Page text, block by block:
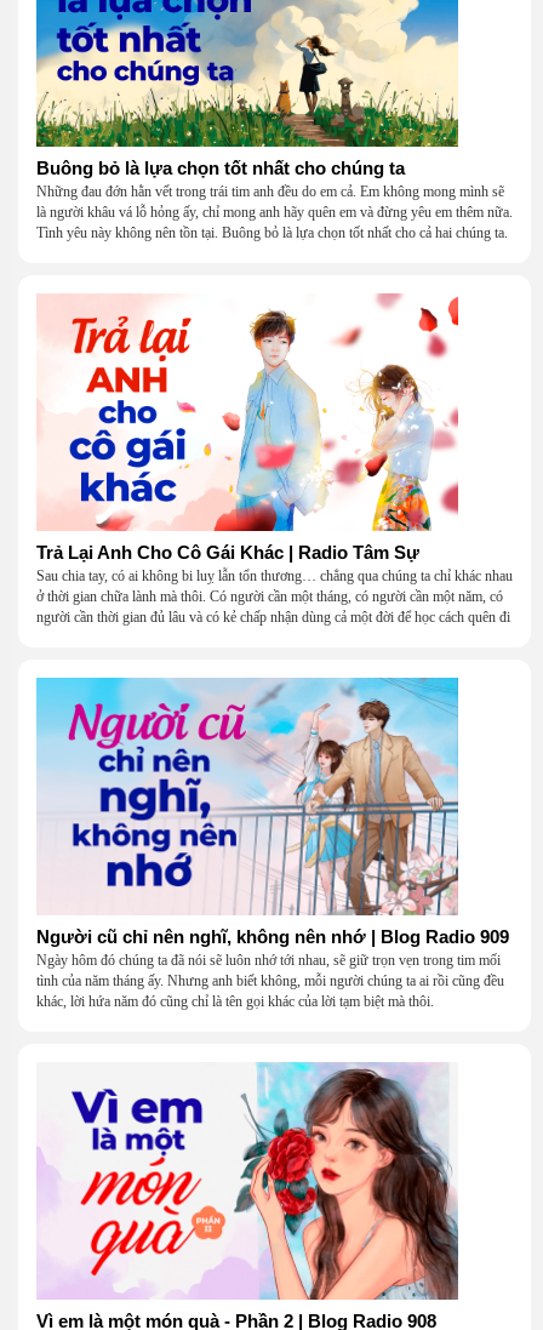
Buông bỏ là lựa chọn tốt nhất cho chúng ta
Những đau đớn hằn vết trong trái tim anh đều do em cả. Em không mong mình sẽ
là người khâu vá lỗ hỏng ấy, chỉ mong anh hãy quên em và đừng yêu em thêm nữa.
Tình yêu này không nên tồn tại. Buông bỏ là lựa chọn tốt nhất cho cả hai chúng ta.
Trả Lại Anh Cho Cô Gái Khác | Radio Tâm Sự
Sau chia tay, có ai không bi luỵ lẫn tổn thương… chẳng qua chúng ta chỉ khác nhau
ở thời gian chữa lành mà thôi. Có người cần một tháng, có người cần một năm, có
người cần thời gian đủ lâu và có kẻ chấp nhận dùng cả một đời để học cách quên đi
Người cũ chỉ nên nghĩ, không nên nhớ | Blog Radio 909
Ngày hôm đó chúng ta đã nói sẽ luôn nhớ tới nhau, sẽ giữ trọn vẹn trong tim mối
tình của năm tháng ấy. Nhưng anh biết không, mỗi người chúng ta ai rồi cũng đều
khác, lời hứa năm đó cũng chỉ là tên gọi khác của lời tạm biệt mà thôi.
Vì em là một món quà - Phần 2 | Blog Radio 908